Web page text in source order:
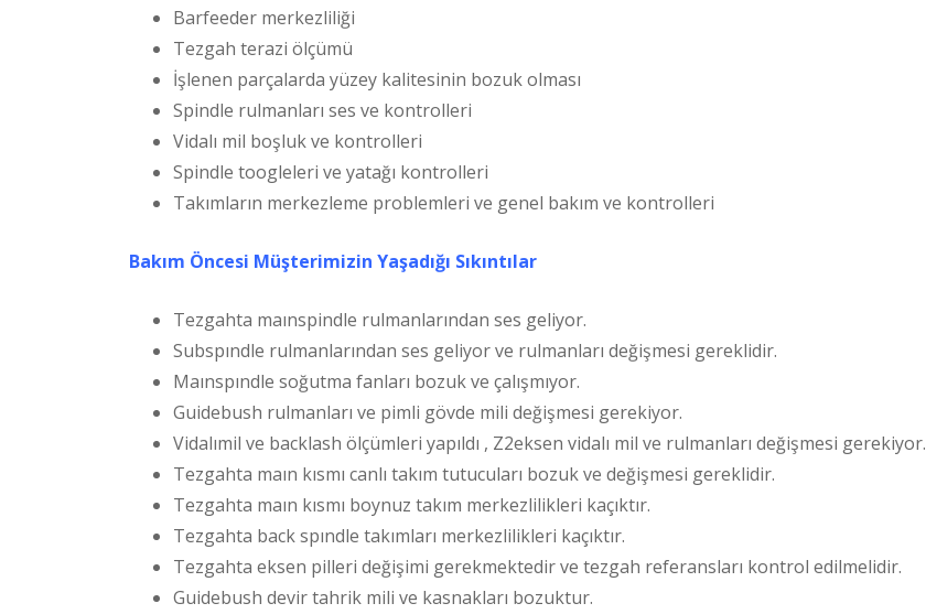
Barfeeder merkezliliği
Tezgah terazi ölçümü
İşlenen parçalarda yüzey kalitesinin bozuk olması
Spindle rulmanları ses ve kontrolleri
Vidalı mil boşluk ve kontrolleri
Spindle toogleleri ve yatağı kontrolleri
Takımların merkezleme problemleri ve genel bakım ve kontrolleri
Bakım Öncesi Müşterimizin Yaşadığı Sıkıntılar
Tezgahta maınspindle rulmanlarından ses geliyor.
Subspındle rulmanlarından ses geliyor ve rulmanları değişmesi gereklidir.
Maınspındle soğutma fanları bozuk ve çalışmıyor.
Guidebush rulmanları ve pimli gövde mili değişmesi gerekiyor.
Vidalımil ve backlash ölçümleri yapıldı , Z2eksen vidalı mil ve rulmanları değişmesi gerekiyor.
Tezgahta maın kısmı canlı takım tutucuları bozuk ve değişmesi gereklidir.
Tezgahta maın kısmı boynuz takım merkezlilikleri kaçıktır.
Tezgahta back spındle takımları merkezlilikleri kaçıktır.
Tezgahta eksen pilleri değişimi gerekmektedir ve tezgah referansları kontrol edilmelidir.
Guidebush devir tahrik mili ve kasnakları bozuktur.